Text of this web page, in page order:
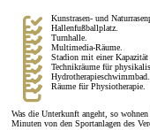
Kunstrasen- und
Hallenfußballplatz.
Turnhalle.
Multimedia-Räume.
Stadion mit einer Kapazität
Technikräume für
Hydrotherapieschwimmbad.
Räume für Physiotherapie.
Was die Unterkunft angeht, so
Minuten von den Sportanlagen des